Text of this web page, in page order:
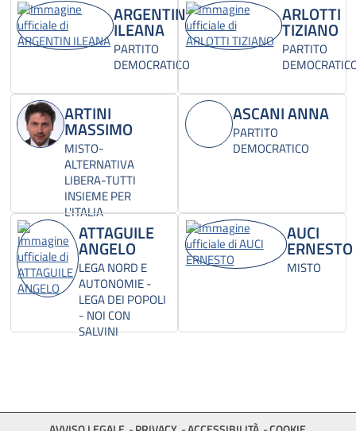
ARGENTIN
ILEANA
PARTITO
DEMOCRATICO
ARLOTTI
TIZIANO
PARTITO
ARTINI
MASSIMO
MISTO-
ALTERNATIVA
LIBERA-TUTTI
INSIEME PER
L'ITALIA
ASCANI ANNA
PARTITO
DEMOCRATICO
ATTAGUILE
ANGELO
LEGA NORD E
AUTONOMIE -
LEGA DEI POPOLI
- NOI CON
SALVINI
AUCI
ERNESTO
MISTO